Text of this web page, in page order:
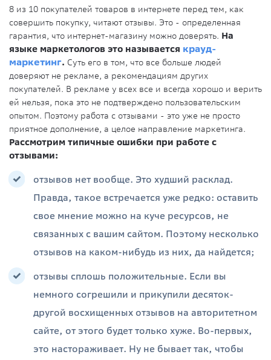
8 из 10 покупателей товаров в интернете перед тем, как
совершить покупку, читают отзывы. Это - определенная
гарантия, что интернет-магазину можно доверять. На
языке маркетологов это называется крауд-
маркетинг. Суть его в том, что все больше людей
доверяют не рекламе, а рекомендациям других
покупателей. В рекламе у всех все и всегда хорошо и верить
ей нельзя, пока это не подтверждено пользовательским
опытом. Поэтому работа с отзывами - это уже не просто
приятное дополнение, а целое направление маркетинга.
Рассмотрим типичные ошибки при работе с
отзывами:
отзывов нет вообще. Это худший расклад.
Правда, такое встречается уже редко: оставить
свое мнение можно на куче ресурсов, не
связанных с вашим сайтом. Поэтому несколько
отзывов на каком-нибудь из них, да найдется;
отзывы сплошь положительные. Если вы
немного согрешили и прикупили десяток-
другой восхищенных отзывов на авторитетном
сайте, от этого будет только хуже. Во-первых,
это настораживает. Ну не бывает так, чтобы